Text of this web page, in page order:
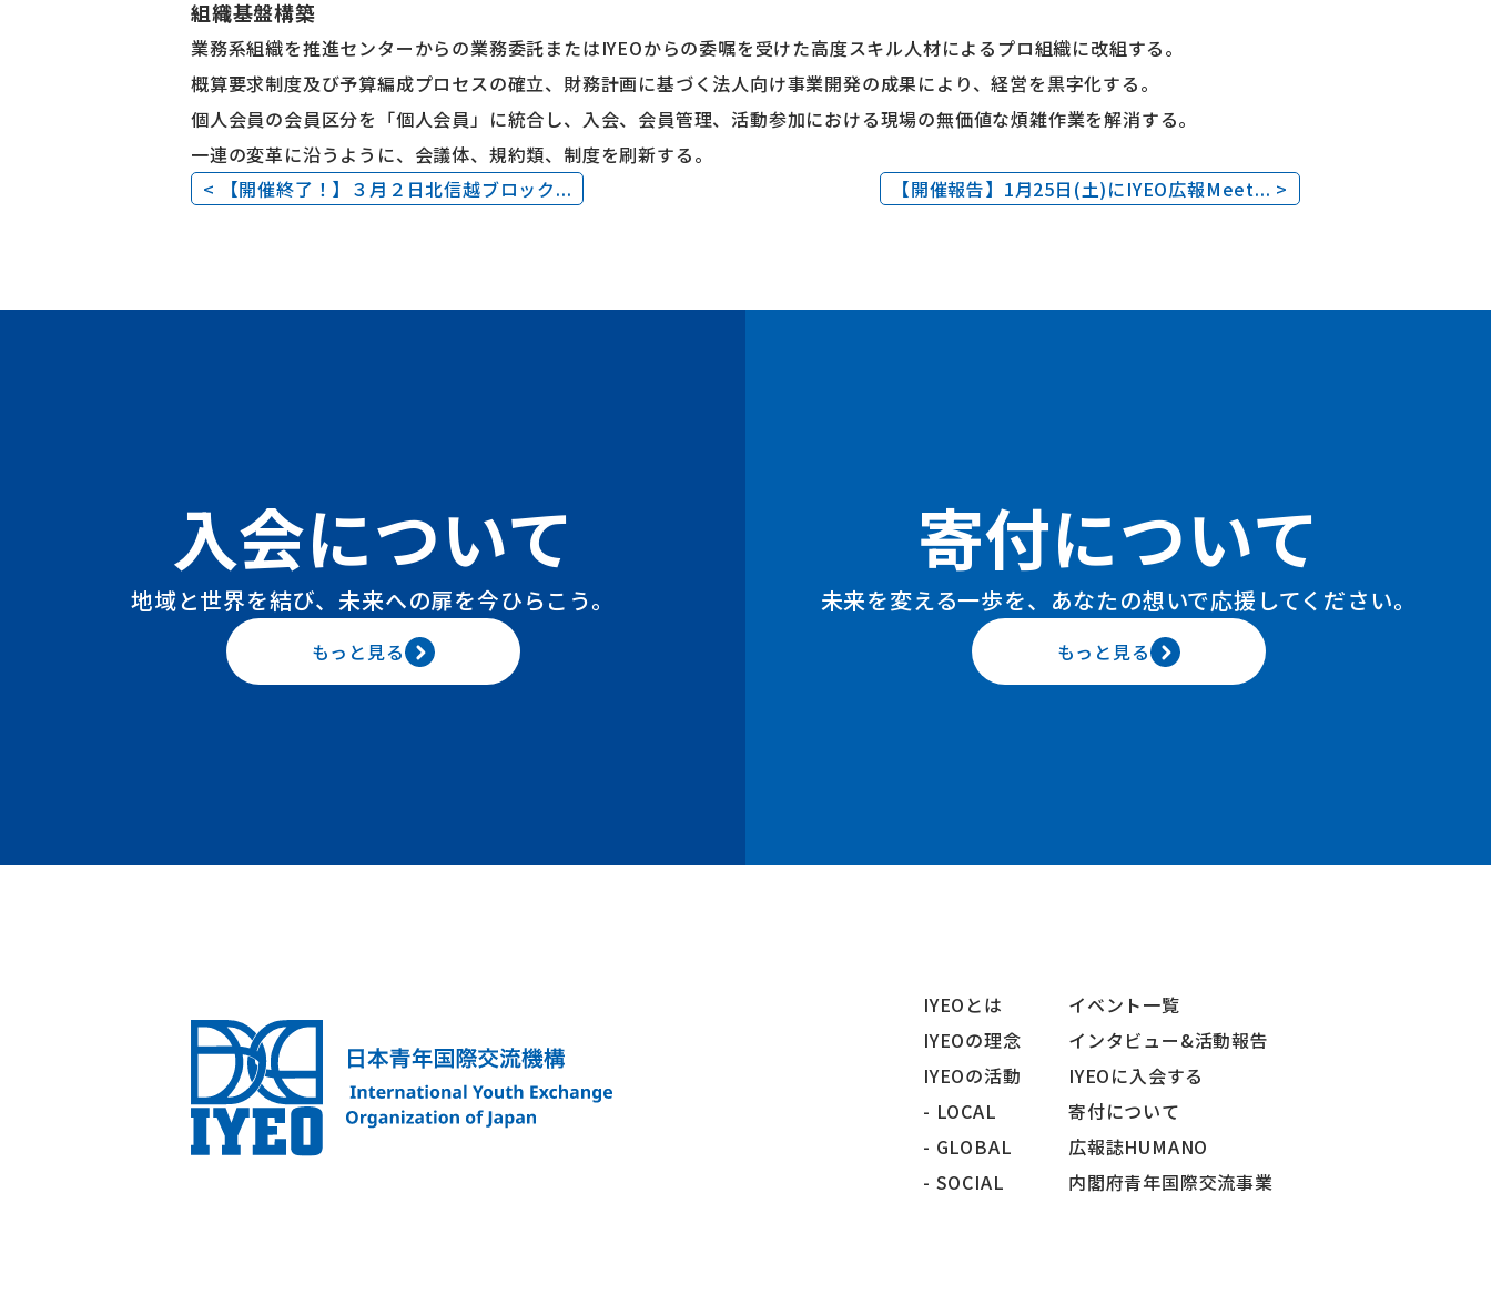
組織基盤構築
業務系組織を推進センターからの業務委託またはIYEOからの委嘱を受けた高度スキル人材によるプロ組織に改組する。
概算要求制度及び予算編成プロセスの確立、財務計画に基づく法人向け事業開発の成果により、経営を黒字化する。
個人会員の会員区分を「個人会員」に統合し、入会、会員管理、活動参加における現場の無価値な煩雑作業を解消する。
一連の変革に沿うように、会議体、規約類、制度を刷新する。
< 【開催終了！】３月２日北信越ブロック...
【開催報告】1月25日(土)にIYEO広報Meet... >
入会について
地域と世界を結び、未来への扉を今ひらこう。
もっと見る
寄付について
未来を変える一歩を、あなたの想いで応援してください。
もっと見る
IYEOとは
イベント一覧
IYEOの理念
インタビュー&活動報告
IYEOの活動
IYEOに入会する
- LOCAL
寄付について
- GLOBAL
広報誌HUMANO
- SOCIAL
内閣府青年国際交流事業